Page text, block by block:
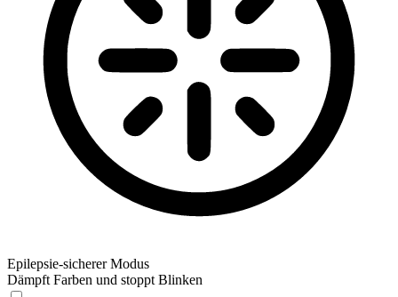
Epilepsie-sicherer Modus
Dämpft Farben und stoppt Blinken